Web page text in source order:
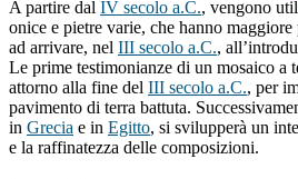
A partire dal IV secolo a.C., vengono
onice e pietre varie, che hanno
ad arrivare, nel III secolo a.C.,
Le prime testimonianze di un mosaico a
attorno alla fine del III secolo a.C., per
pavimento di terra battuta.
in Grecia e in Egitto, si svilupperà un
e la raffinatezza delle composizioni.